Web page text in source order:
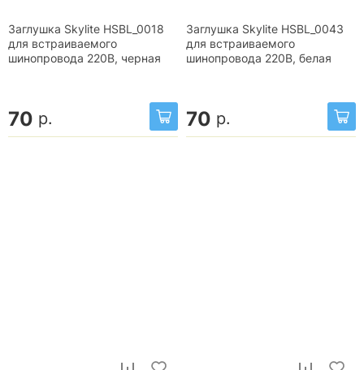
Заглушка Skylite HSBL_0018
для встраиваемого
шинопровода 220В, черная
70 р.
Заглушка Skylite HSBL_0043
для встраиваемого
шинопровода 220В, белая
70 р.